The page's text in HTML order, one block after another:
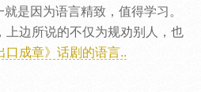
就是因为语言精致，值得学习。
上边所说的不仅为规劝别人，也
口成章》话剧的语言..